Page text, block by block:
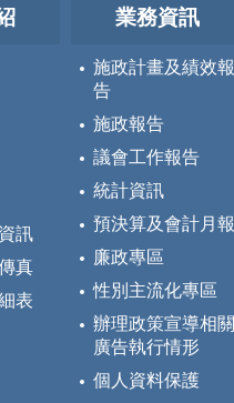
訊
真
表
業務資訊
施政計畫及績效報
告
施政報告
議會工作報告
統計資訊
預決算及會計月報
廉政專區
性別主流化專區
辦理政策宣導相關
廣告執行情形
個人資料保護